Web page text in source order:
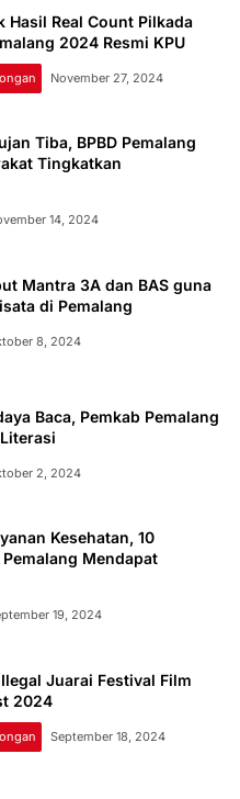
Hasil Real Count Pilkada
2024 Resmi KPU
November 27, 2024
Tiba, BPBD Pemalang
Tingkatkan
14, 2024
Mantra 3A dan BAS guna
di Pemalang
8, 2024
Baca, Pemkab Pemalang
2, 2024
Kesehatan, 10
Mendapat
19, 2024
Juarai Festival Film
2024
September 18, 2024